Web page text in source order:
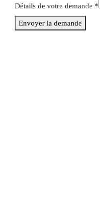
Détails de votre demande *
Envoyer la demande